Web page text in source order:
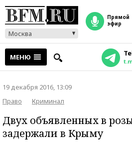
Москва
прямой
эфир
МЕНЮ
19 декабря 2016, 13:09
Право
Криминал
Двух объявленных в
задержали в Крыму